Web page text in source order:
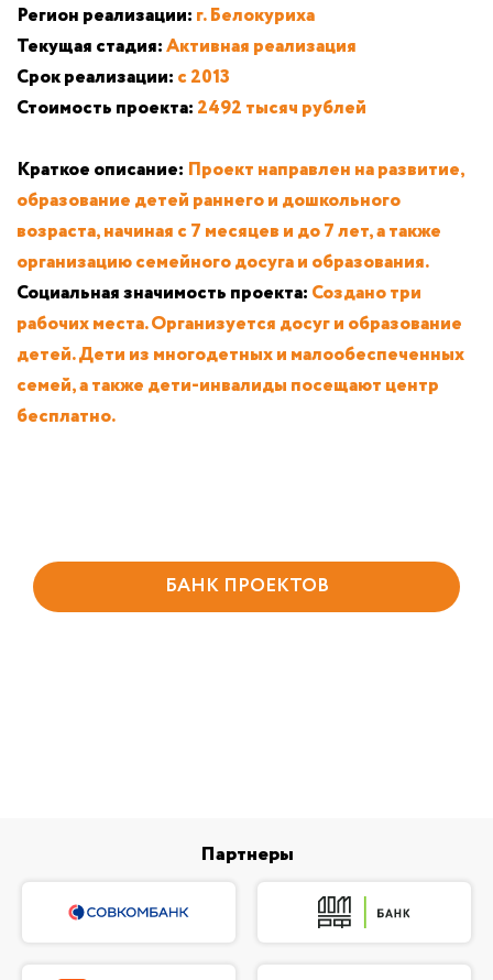
Регион реализации: г. Белокуриха
Текущая стадия:Активная реализация
Срок реализации: с 2013
Стоимость проекта: 2492 тысяч рублей
Краткое описание: Проект направлен на развитие,
образование детей раннего и дошкольного
возраста, начиная с 7 месяцев и до 7 лет, а также
организацию семейного досуга и образования.
Социальная значимость проекта: Создано три
рабочих места. Организуется досуг и образование
детей. Дети из многодетных и малообеспеченных
семей, а также дети-инвалиды посещают центр
бесплатно.
БАНК ПРОЕКТОВ
Партнеры